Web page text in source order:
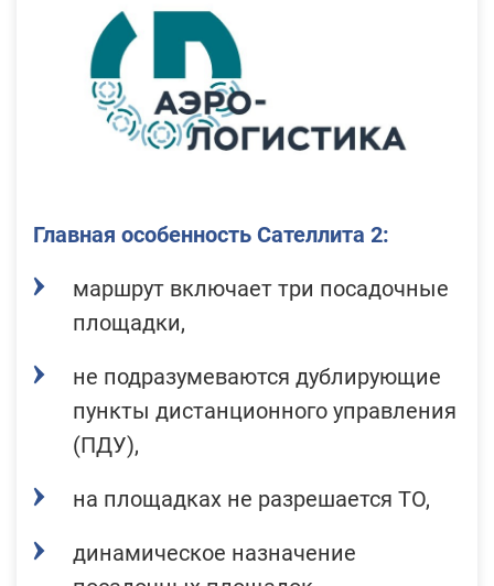
Главная особенность Сателлита 2:
маршрут включает три посадочные
площадки,
не подразумеваются дублирующие
пункты дистанционного управления
(ПДУ),
на площадках не разрешается ТО,
динамическое назначение